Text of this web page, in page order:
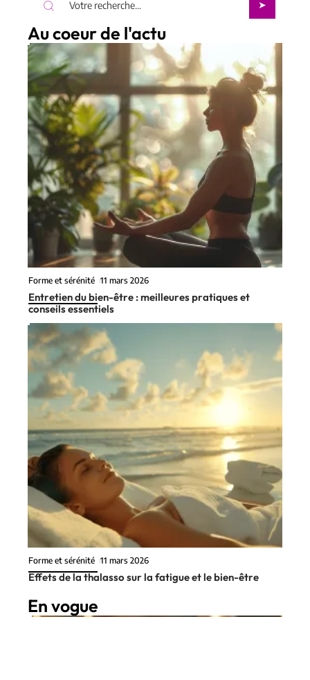
Au coeur de l'actu
Forme et sérénité 11 mars 2026
Entretien du bien-être : meilleures pratiques et
conseils essentiels
Forme et sérénité 11 mars 2026
Effets de la thalasso sur la fatigue et le bien-être
En vogue